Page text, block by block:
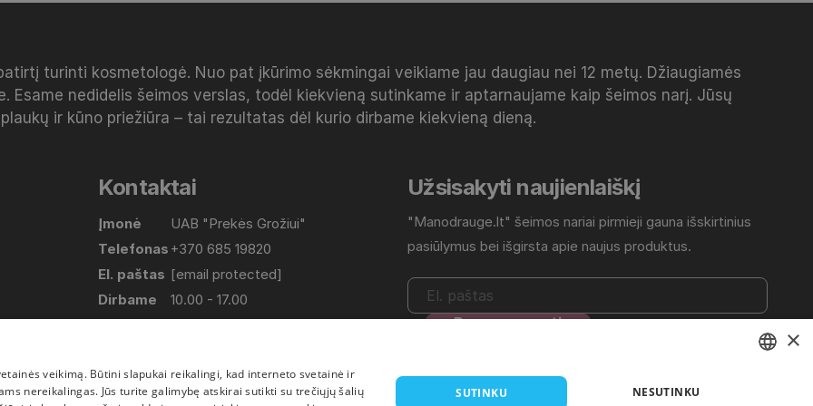
turinti kosmetologė. Nuo pat įkūrimo sėkmingai veikiame jau daugiau nei 12 metų. Džiaugiamės
nedidelis šeimos verslas, todėl kiekvieną sutinkame ir aptarnaujame kaip šeimos narį. Jūsų
ir kūno priežiūra – tai rezultatas dėl kurio dirbame kiekvieną dieną.
Užsisakyti naujienlaiškį
"Manodrauge.lt" šeimos nariai pirmieji gauna išskirtinius
pasiūlymus bei išgirsta apie naujus produktus.
Kontaktai
Įmonė
UAB "Prekės Grožiui"
Telefonas +370 685 19820
El. paštas [email protected]
Dirbame
10.00 - 17.00
(Pirmadienis-Penktadienis)
×
veikimą. Būtini slapukai reikalingi, kad interneto svetainė ir
nereikalingas. Jūs turite galimybę atskirai sutikti su trečiųjų šalių
SUTINKU NESUTINKU